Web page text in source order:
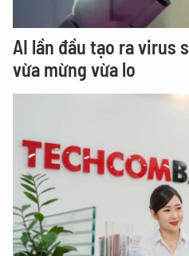
AI lần đầu tạo ra virus
vừa mừng vừa lo